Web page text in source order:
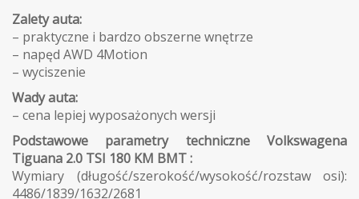
Zalety auta:
– praktyczne i bardzo obszerne wnętrze
– napęd AWD 4Motion
– wyciszenie
Wady auta:
– cena lepiej wyposażonych wersji
Podstawowe parametry techniczne Volkswagena
Tiguana 2.0 TSI 180 KM BMT :
Wymiary (długość/szerokość/wysokość/rozstaw osi):
4486/1839/1632/2681